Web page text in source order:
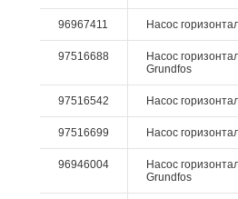
96967411 Насос
97516688
Насос
Grundfos
97516542 Насос
97516699 Насос
96946004
Насос
Grundfos